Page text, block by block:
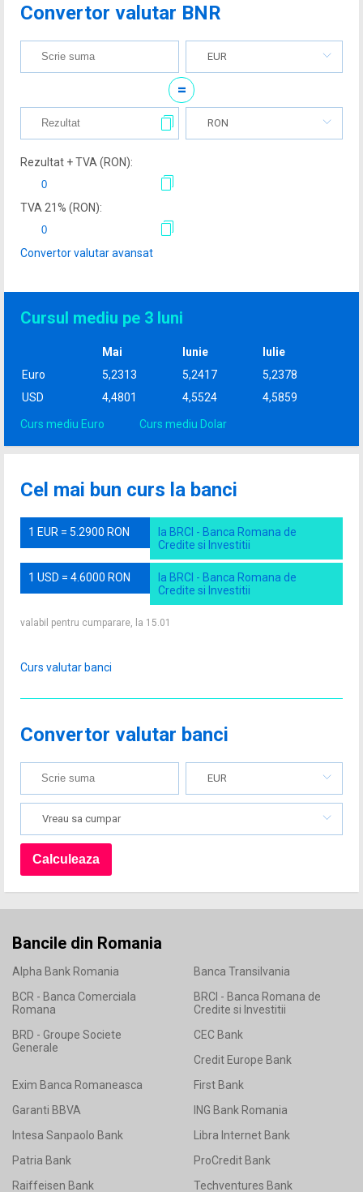
Convertor valutar BNR
EUR
=
RON
Rezultat + TVA (RON):
TVA 21% (RON):
Convertor valutar avansat
Cursul mediu pe 3 luni
Mai Iunie
Iulie
Euro
5,2313 5,2417
5,2378
USD
4,4801 4,5524 4,5859
Curs mediu Euro Curs mediu Dolar
Cel mai bun curs la banci
1 EUR = 5.2900 RON
la BRCI - Banca Romana de
Credite si Investitii
1 USD = 4.6000 RON
la BRCI - Banca Romana de
Credite si Investitii
valabil pentru cumparare, la 15.01
Curs valutar banci
Convertor valutar banci
EUR
Vreau sa cumpar
Bancile din Romania
Alpha Bank Romania
Banca Transilvania
BCR - Banca Comerciala
Romana
BRCI - Banca Romana de
Credite si Investitii
BRD - Groupe Societe
Generale
CEC Bank
Credit Europe Bank
Exim Banca Romaneasca
First Bank
Garanti BBVA
ING Bank Romania
Intesa Sanpaolo Bank
Libra Internet Bank
Patria Bank
ProCredit Bank
Raiffeisen Bank
Techventures Bank